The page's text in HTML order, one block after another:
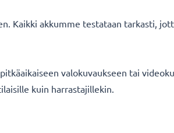
Kaikki akkumme testataan tarkasti,
valokuvaukseen tai
kuin harrastajillekin.